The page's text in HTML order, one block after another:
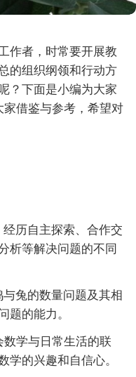
作者，时常要开展教
的组织纲领和行动方
？下面是小编为大家
借鉴与参考，希望对
历自主探索、合作交
析等解决问题的不同
兔的数量问题及其相
题的能力。
学与日常生活的联
学的兴趣和自信心。